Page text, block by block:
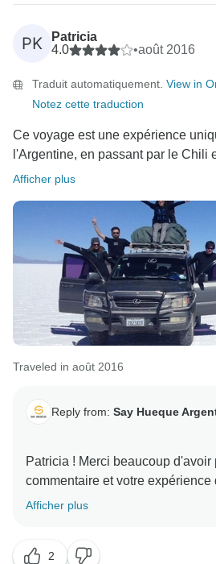
PK
Patricia
4.0
•août 2016
Traduit automatiquement. View in
Notez cette traduction
Ce voyage est une expérience
l'Argentine, en passant par le Chili
Afficher plus
Traveled in août 2016
Reply from: Say Hueque
Patricia ! Merci beaucoup d'avoir
commentaire et votre expérience
sommes très heureux que vous
Afficher plus
2